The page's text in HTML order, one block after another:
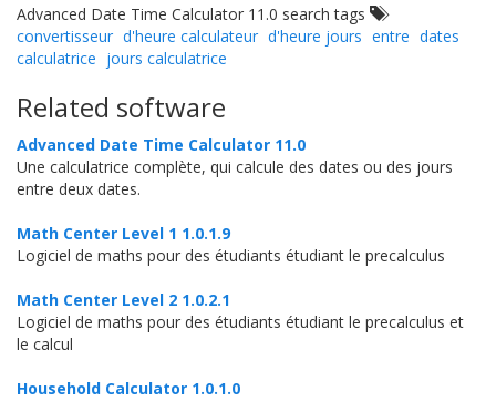
Advanced Date Time Calculator 11.0 search tags
convertisseur d'heure calculateur d'heure jours entre dates
calculatrice jours calculatrice
Related software
Advanced Date Time Calculator 11.0
Une calculatrice complète, qui calcule des dates ou des jours
entre deux dates.
Math Center Level 1 1.0.1.9
Logiciel de maths pour des étudiants étudiant le precalculus
Math Center Level 2 1.0.2.1
Logiciel de maths pour des étudiants étudiant le precalculus et
le calcul
Household Calculator 1.0.1.0